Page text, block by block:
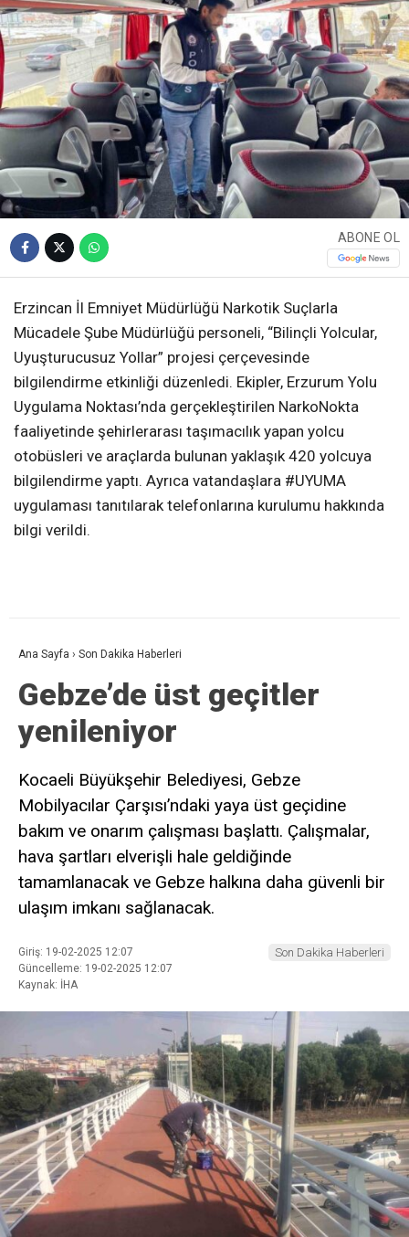
ABONE OL
Erzincan İl Emniyet Müdürlüğü Narkotik Suçlarla
Mücadele Şube Müdürlüğü personeli, “Bilinçli Yolcular,
Uyuşturucusuz Yollar” projesi çerçevesinde
bilgilendirme etkinliği düzenledi. Ekipler, Erzurum Yolu
Uygulama Noktası’nda gerçekleştirilen NarkoNokta
faaliyetinde şehirlerarası taşımacılık yapan yolcu
otobüsleri ve araçlarda bulunan yaklaşık 420 yolcuya
bilgilendirme yaptı. Ayrıca vatandaşlara #UYUMA
uygulaması tanıtılarak telefonlarına kurulumu hakkında
bilgi verildi.
Ana Sayfa › Son Dakika Haberleri
Gebze’de üst geçitler
yenileniyor
Kocaeli Büyükşehir Belediyesi, Gebze
Mobilyacılar Çarşısı’ndaki yaya üst geçidine
bakım ve onarım çalışması başlattı. Çalışmalar,
hava şartları elverişli hale geldiğinde
tamamlanacak ve Gebze halkına daha güvenli bir
ulaşım imkanı sağlanacak.
Giriş: 19-02-2025 12:07
Güncelleme: 19-02-2025 12:07
Kaynak: İHA
Son Dakika Haberleri